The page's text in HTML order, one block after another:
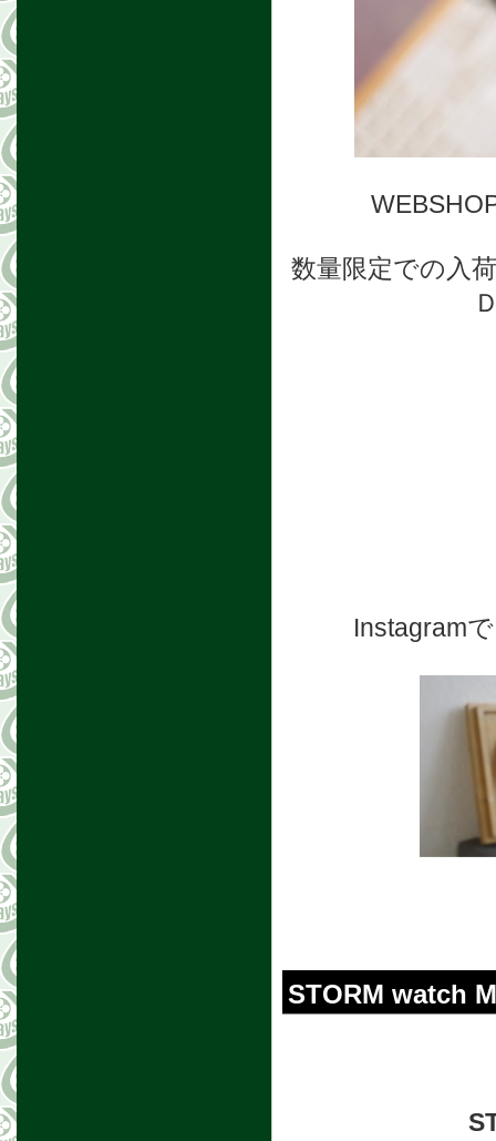
数量限定での入
Instagram
STORM watch